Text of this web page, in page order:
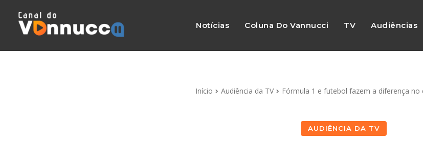
Notícias Coluna Do Vannucci TV Audiências
Início Audiência da TV Fórmula 1 e futebol fazem a diferença no
AUDIÊNCIA DA TV